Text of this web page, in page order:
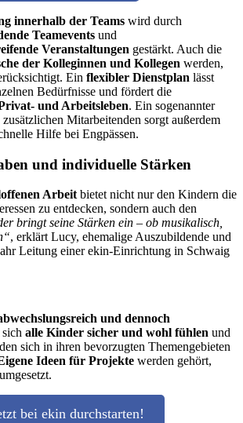
innerhalb der Teams wird durch
Teamevents und
Veranstaltungen gestärkt. Auch die
der Kolleginnen und Kollegen werden,
Ein flexibler Dienstplan lässt
Bedürfnisse und fördert die
und Arbeitsleben. Ein sogenannter
zusätzlichen Mitarbeitenden sorgt außerdem
Hilfe bei Engpässen.
und individuelle Stärken
Arbeit bietet nicht nur den Kindern die
zu entdecken, sondern auch den
bringt seine Stärken ein – ob musikalisch,
, erklärt Lucy, ehemalige Auszubildende und
Leitung einer ekin-Einrichtung in Schwaig
und dennoch
sich alle Kinder sicher und wohl fühlen und
sich in ihren bevorzugten Themengebieten
Ideen für Projekte werden gehört,
bei ekin durchstarten!